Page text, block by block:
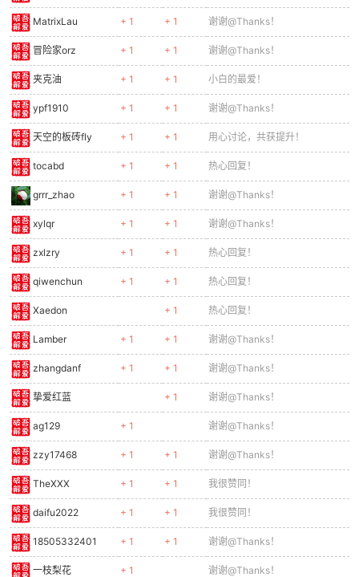
MatrixLau + 1 + 1 谢谢@Thanks！
冒险家orz + 1 + 1 谢谢@Thanks！
夹克油 + 1 + 1 小白的最爱！
ypf1910 + 1 + 1 谢谢@Thanks！
天空的板砖fly + 1 + 1 用心讨论，共获提升！
tocabd + 1 + 1 热心回复！
grrr_zhao + 1 + 1 谢谢@Thanks！
xylqr + 1 + 1 谢谢@Thanks！
zxlzry + 1 + 1 热心回复！
qiwenchun + 1 + 1 热心回复！
Xaedon + 1 热心回复！
Lamber + 1 + 1 谢谢@Thanks！
zhangdanf + 1 + 1 谢谢@Thanks！
挚爱红蓝 + 1 谢谢@Thanks！
ag129 + 1 谢谢@Thanks！
zzy17468 + 1 + 1 谢谢@Thanks！
TheXXX + 1 + 1 我很赞同！
daifu2022 + 1 + 1 我很赞同！
18505332401 + 1 + 1 谢谢@Thanks！
一枝梨花 + 1 谢谢@Thanks！